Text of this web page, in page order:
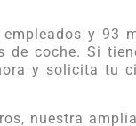
y
de coche. Si
y solicita tu
nuestra